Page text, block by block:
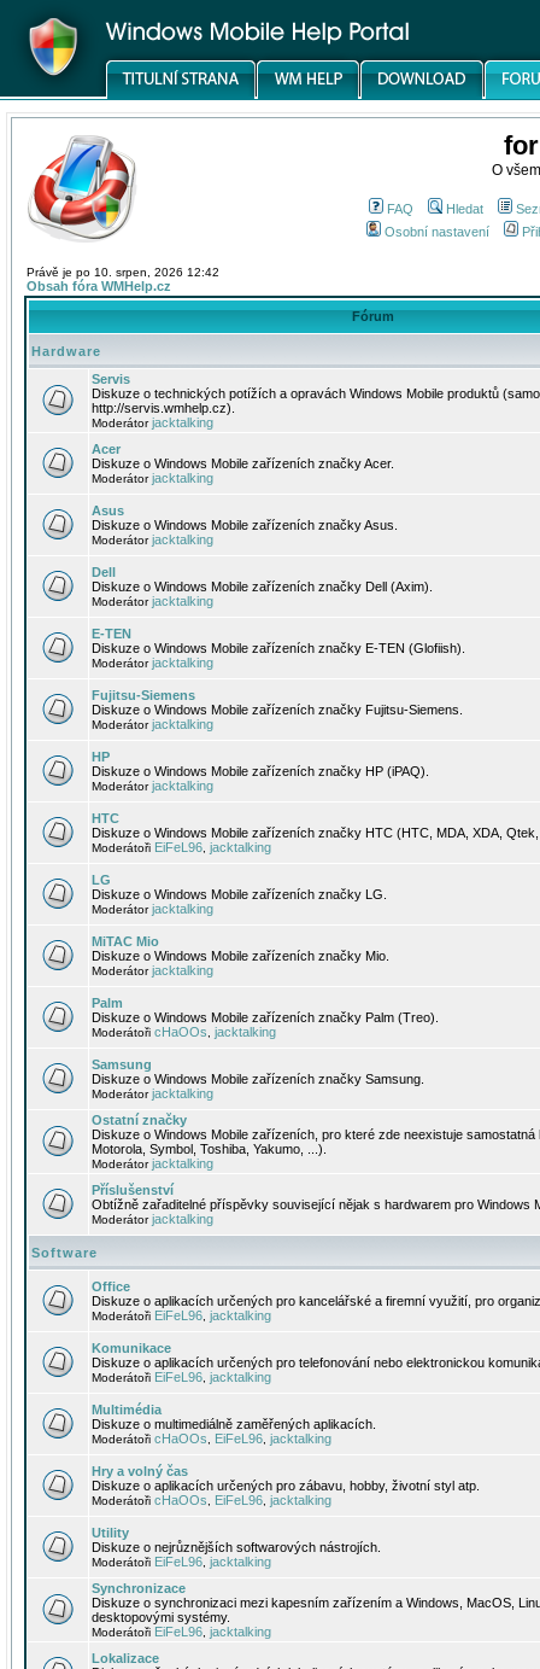
O
FAQ Hledat
Osobní nastavení
Právě je po 10. srpen, 2026 12:42
Obsah fóra WMHelp.cz
Fórum
Hardware
Servis
Diskuze o technických potížích a opravách Windows Mobile produktů
http://servis.wmhelp.cz).
Moderátorjacktalking
Acer
Diskuze o Windows Mobile zařízeních značky Acer.
Moderátorjacktalking
Asus
Diskuze o Windows Mobile zařízeních značky Asus.
Moderátorjacktalking
Dell
Diskuze o Windows Mobile zařízeních značky Dell (Axim).
Moderátorjacktalking
E-TEN
Diskuze o Windows Mobile zařízeních značky E-TEN (Glofiish).
Moderátorjacktalking
Fujitsu-Siemens
Diskuze o Windows Mobile zařízeních značky Fujitsu-Siemens.
Moderátorjacktalking
HP
Diskuze o Windows Mobile zařízeních značky HP (iPAQ).
Moderátorjacktalking
HTC
Diskuze o Windows Mobile zařízeních značky HTC (HTC, MDA, XDA,
Moderátoři EiFeL96 jacktalking
LG
Diskuze o Windows Mobile zařízeních značky LG.
Moderátorjacktalking
MiTAC Mio
Diskuze o Windows Mobile zařízeních značky Mio.
Moderátorjacktalking
Palm
Diskuze o Windows Mobile zařízeních značky Palm (Treo).
Moderátoři cHaOOs jacktalking
Samsung
Diskuze o Windows Mobile zařízeních značky Samsung.
Moderátorjacktalking
Ostatní značky
Diskuze o Windows Mobile zařízeních, pro které zde neexistuje
Motorola, Symbol, Toshiba, Yakumo, ...).
Moderátorjacktalking
Příslušenství
Obtížně zařaditelné příspěvky související nějak s hardwarem pro Windows
Moderátorjacktalking
Software
Office
Diskuze o aplikacích určených pro kancelářské a firemní využití, pro
Moderátoři EiFeL96 jacktalking
Komunikace
Diskuze o aplikacích určených pro telefonování nebo elektronickou
Moderátoři EiFeL96 jacktalking
Multimédia
Diskuze o multimediálně zaměřených aplikacích.
Moderátoři cHaOOs EiFeL96 jacktalking
Hry a volný čas
Diskuze o aplikacích určených pro zábavu, hobby, životní styl atp.
Moderátoři cHaOOs EiFeL96 jacktalking
Utility
Diskuze o nejrůznějších softwarových nástrojích.
Moderátoři EiFeL96 jacktalking
Synchronizace
Diskuze o synchronizaci mezi kapesním zařízením a Windows, MacOS,
desktopovými systémy.
Moderátoři EiFeL96 jacktalking
Lokalizace